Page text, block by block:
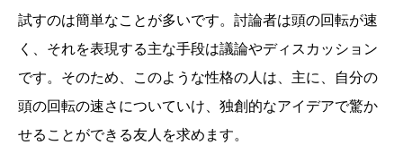
試すのは簡単なことが多いです。討論者は頭の回転が速
く、それを表現する主な手段は議論やディスカッション
です。そのため、このような性格の人は、主に、自分の
頭の回転の速さについていけ、独創的なアイデアで驚か
せることができる友人を求めます。